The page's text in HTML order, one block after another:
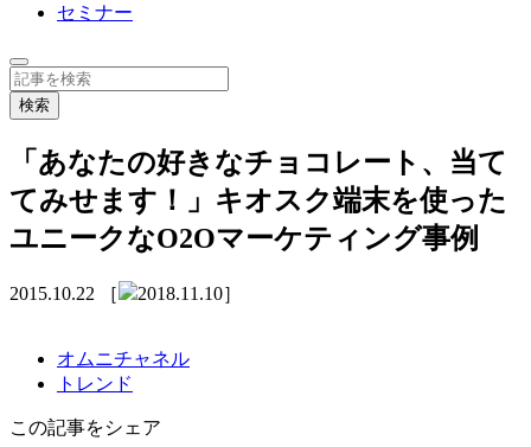
セミナー
「あなたの好きなチョコレート、当て
てみせます！」キオスク端末を使った
ユニークなO2Oマーケティング事例
2015.10.22 ［ 2018.11.10］
オムニチャネル
トレンド
この記事をシェア